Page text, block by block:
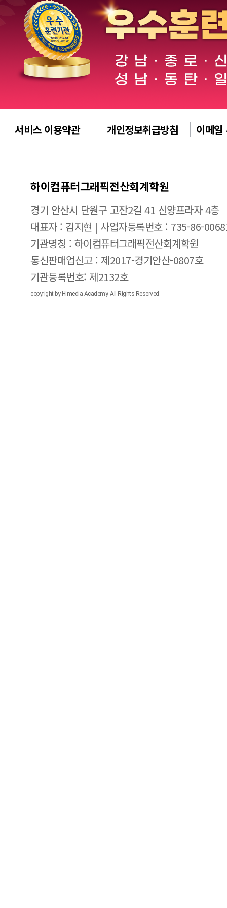
서비스 이용약관 개인정보취급방침 이메일
하이컴퓨터그래픽전산회계학원
경기 안산시 단원구 고잔2길 41 신양프라자 4층
대표자 : 김지현 | 사업자등록번호 : 735-86-
기관명칭 : 하이컴퓨터그래픽전산회계학원
통신판매업신고 : 제2017-경기안산-0807호
기관등록번호: 제2132호
copyright by Himedia Academy. All Rights Reserved.